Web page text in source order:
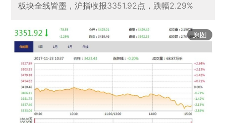
板块全线皆墨，沪指收报3351.92点，跌幅2.29%
原图